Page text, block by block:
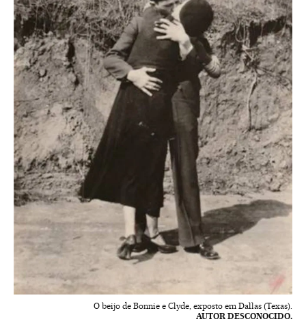
O beijo de Bonnie e Clyde, exposto em Dallas (Texas).
AUTOR DESCONOCIDO.